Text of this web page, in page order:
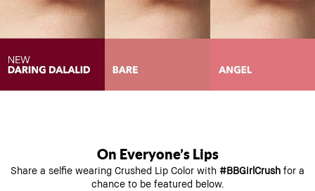
On Everyone’s Lips
Share a selfie wearing Crushed Lip Color with #BBGirlCrush for a
chance to be featured below.